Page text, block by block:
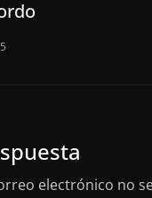
electrónico no